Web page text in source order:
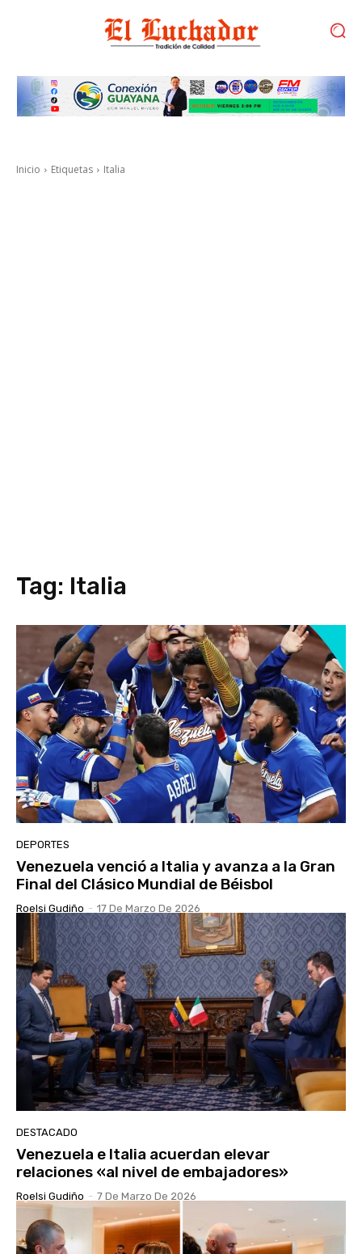
Inicio Etiquetas Italia
Tag: Italia
DEPORTES
Venezuela venció a Italia y avanza a la Gran
Final del Clásico Mundial de Béisbol
Roelsi Gudiño - 17 De Marzo De 2026
DESTACADO
Venezuela e Italia acuerdan elevar
relaciones «al nivel de embajadores»
Roelsi Gudiño - 7 De Marzo De 2026